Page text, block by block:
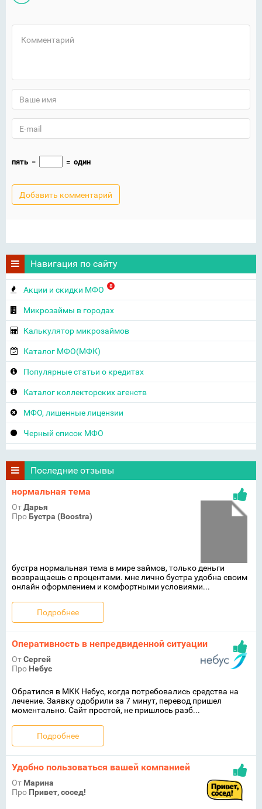
пять − = один
Навигация по сайту
Акции и скидки МФО 8
Микрозаймы в городах
Калькулятор микрозаймов
Каталог МФО(МФК)
Популярные статьи о кредитах
Каталог коллекторских агенств
МФО, лишенные лицензии
Черный список МФО
Последние отзывы
нормальная тема
ОтДарья
Про Бустра (Boostra)
бустра нормальная тема в мире займов, только деньги
возвращаешь с процентами. мне лично бустра удобна своим
онлайн оформлением и комфортными условиями...
Подробнее
Оперативность в непредвиденной ситуации
ОтСергей
Про Небус
Обратился в МКК Небус, когда потребовались средства на
лечение. Заявку одобрили за 7 минут, перевод пришел
моментально. Сайт простой, не пришлось разб...
Подробнее
Удобно пользоваться вашей компанией
От Марина
Про Привет, сосед!